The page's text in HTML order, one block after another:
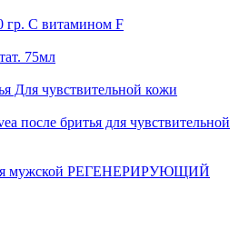
гр. С витамином F
75мл
Для чувствительной кожи
после бритья для чувствительной
мужской РЕГЕНЕРИРУЮЩИЙ